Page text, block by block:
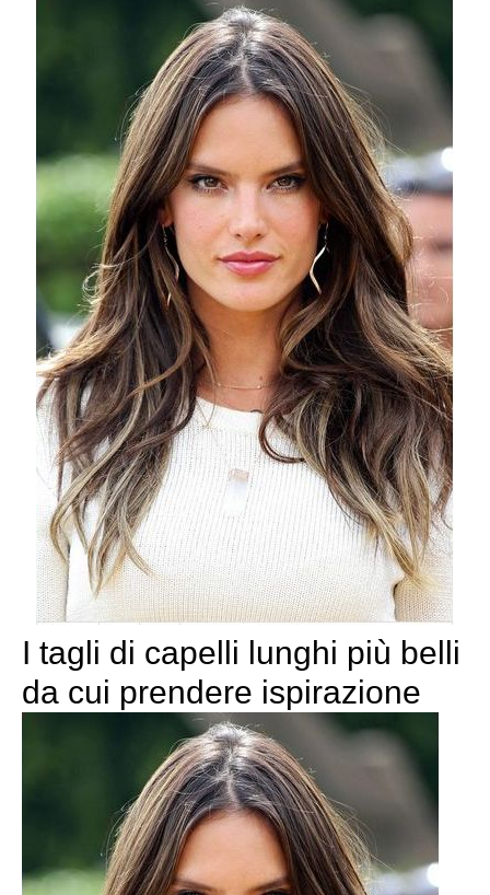
I tagli di capelli lunghi più belli
da cui prendere ispirazione